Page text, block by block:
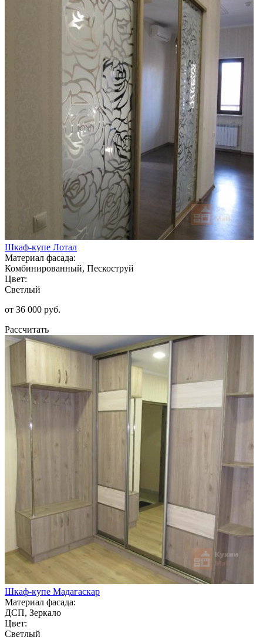
Шкаф-купе Лотал
Материал фасада:
Комбинированный, Пескоструй
Цвет:
Светлый
от 36 000 руб.
Рассчитать
Шкаф-купе Мадагаскар
Материал фасада:
ДСП, Зеркало
Цвет:
Светлый